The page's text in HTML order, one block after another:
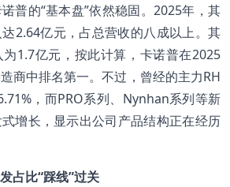
普的“基本盘”依然稳固。2025年，其
2.64亿元，占总营收的八成以上。其
1.7亿元，按此计算，卡诺普在2025
商中排名第一。不过，曾经的主力RH
，而PRO系列、Nynhan系列等新
增长，显示出公司产品结构正在经历
占比“踩线”过关